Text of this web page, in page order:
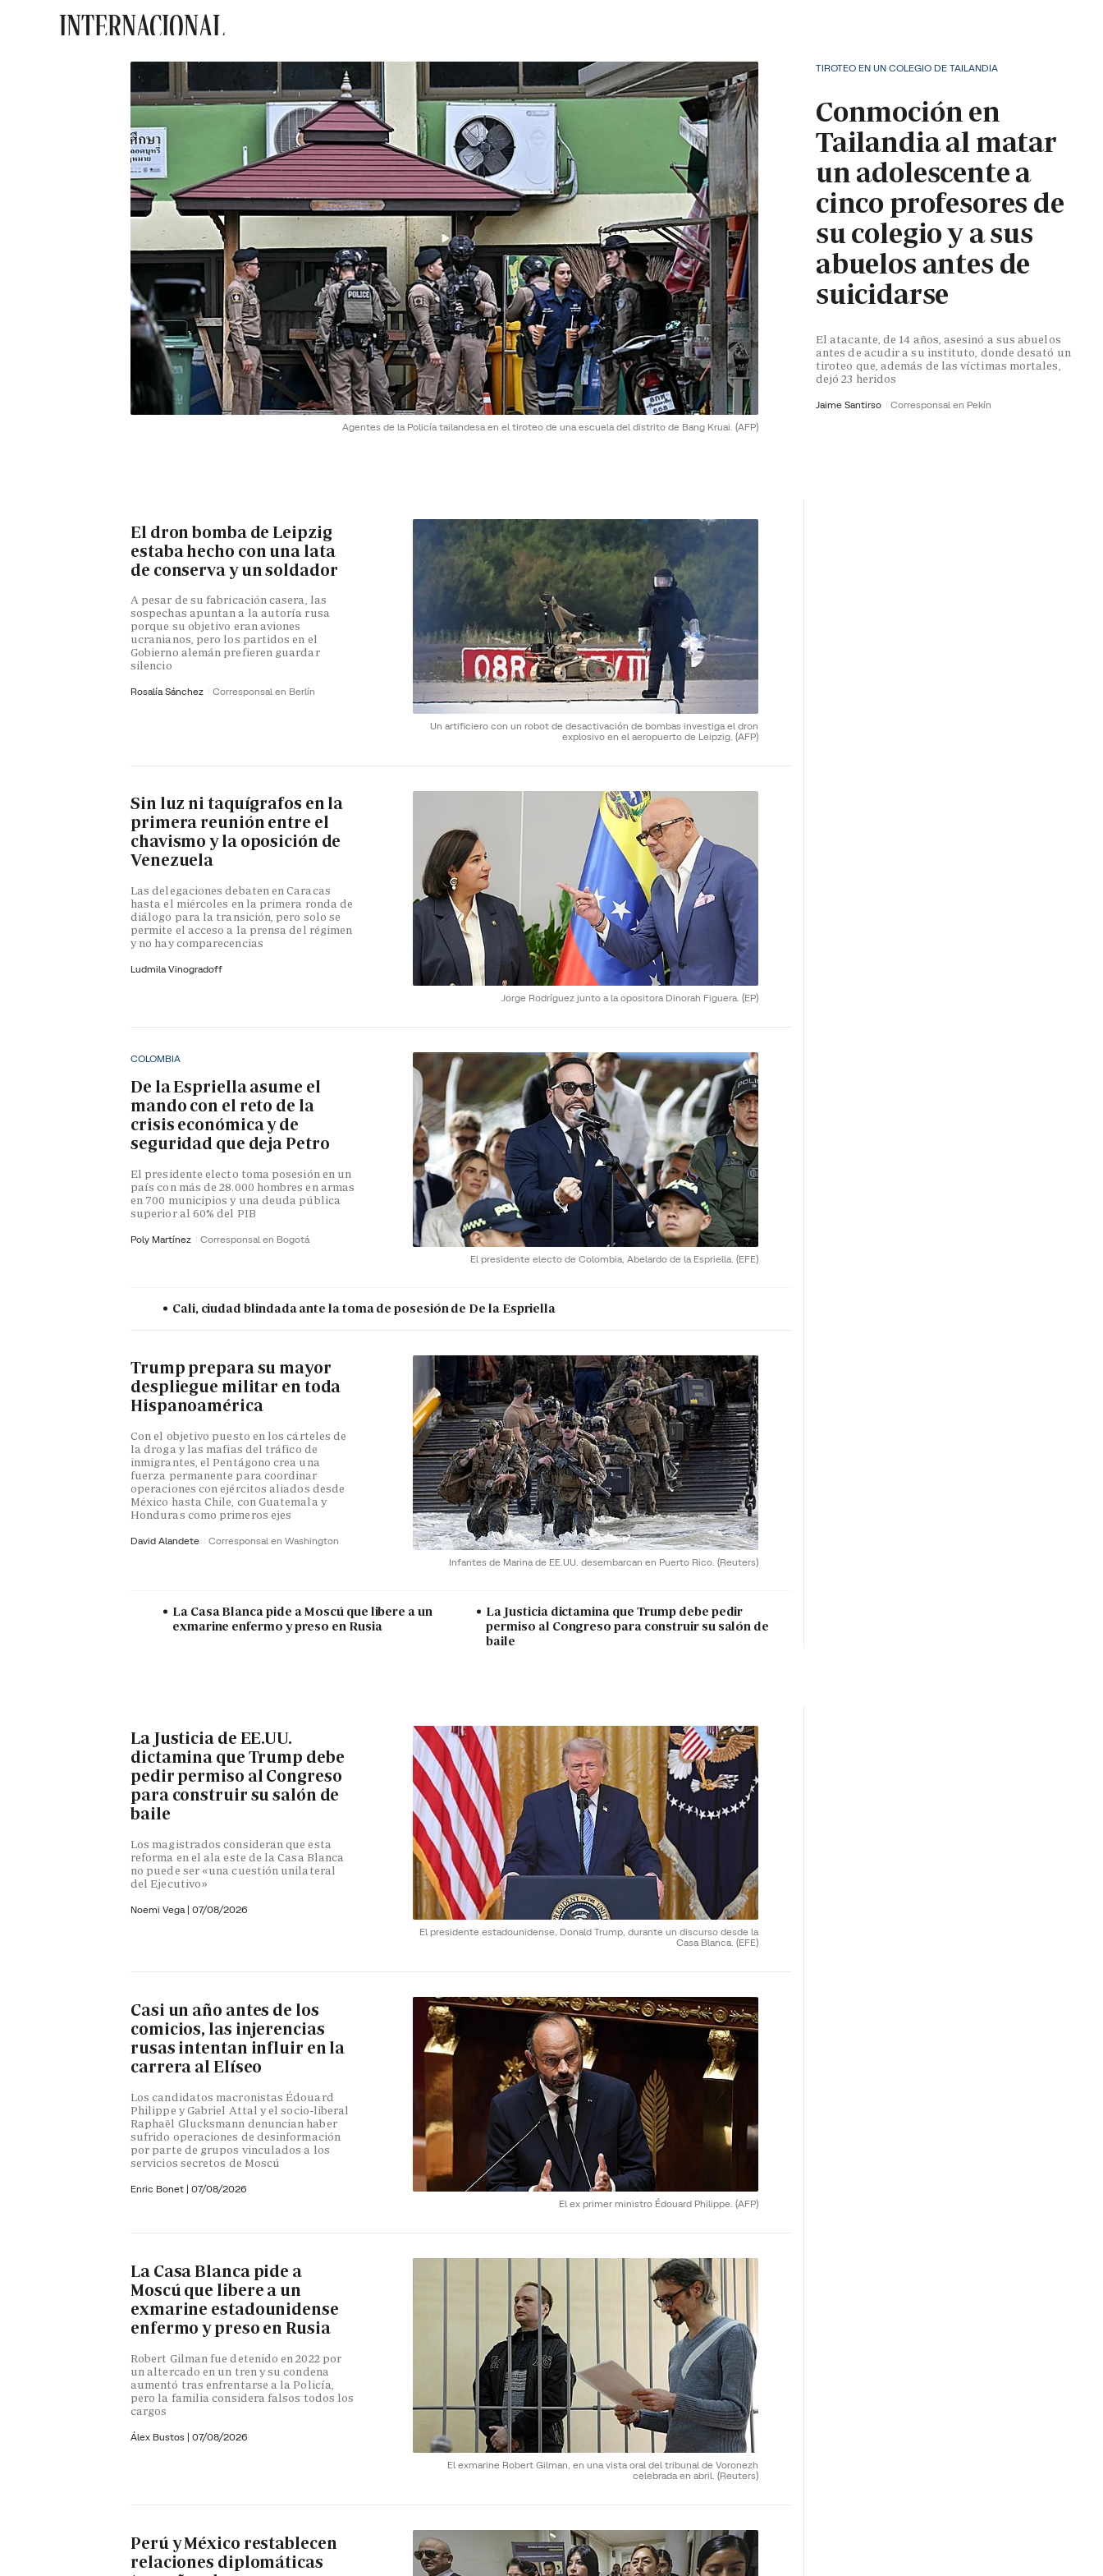
INTERNACIONAL
Agentes de la Policía tailandesa en el tiroteo de una escuela del distrito de Bang Kruai. (AFP)
TIROTEO EN UN COLEGIO DE TAILANDIA
Conmoción en
Tailandia al matar
un adolescente a
cinco profesores de
su colegio y a sus
abuelos antes de
suicidarse
El atacante, de 14 años, asesinó a sus abuelos
antes de acudir a su instituto, donde desató un
tiroteo que, además de las víctimas mortales,
dejó 23 heridos
Jaime Santirso Corresponsal en Pekín
Un artificiero con un robot de desactivación de bombas investiga el dron
explosivo en el aeropuerto de Leipzig. (AFP)
El dron bomba de Leipzig
estaba hecho con una lata
de conserva y un soldador
A pesar de su fabricación casera, las
sospechas apuntan a la autoría rusa
porque su objetivo eran aviones
ucranianos, pero los partidos en el
Gobierno alemán prefieren guardar
silencio
Rosalía Sánchez Corresponsal en Berlín
Jorge Rodríguez junto a la opositora Dinorah Figuera. (EP)
Sin luz ni taquígrafos en la
primera reunión entre el
chavismo y la oposición de
Venezuela
Las delegaciones debaten en Caracas
hasta el miércoles en la primera ronda de
diálogo para la transición, pero solo se
permite el acceso a la prensa del régimen
y no hay comparecencias
Ludmila Vinogradoff
El presidente electo de Colombia, Abelardo de la Espriella. (EFE)
COLOMBIA
De la Espriella asume el
mando con el reto de la
crisis económica y de
seguridad que deja Petro
El presidente electo toma posesión en un
país con más de 28.000 hombres en armas
en 700 municipios y una deuda pública
superior al 60% del PIB
Poly Martínez Corresponsal en Bogotá
Cali, ciudad blindada ante la toma de posesión de De la Espriella
Infantes de Marina de EE.UU. desembarcan en Puerto Rico. (Reuters)
Trump prepara su mayor
despliegue militar en toda
Hispanoamérica
Con el objetivo puesto en los cárteles de
la droga y las mafias del tráfico de
inmigrantes, el Pentágono crea una
fuerza permanente para coordinar
operaciones con ejércitos aliados desde
México hasta Chile, con Guatemala y
Honduras como primeros ejes
David Alandete Corresponsal en Washington
La Casa Blanca pide a Moscú que libere a un
exmarine enfermo y preso en Rusia
La Justicia dictamina que Trump debe pedir
permiso al Congreso para construir su salón de
baile
El presidente estadounidense, Donald Trump, durante un discurso desde la
Casa Blanca. (EFE)
La Justicia de EE.UU.
dictamina que Trump debe
pedir permiso al Congreso
para construir su salón de
baile
Los magistrados consideran que esta
reforma en el ala este de la Casa Blanca
no puede ser «una cuestión unilateral
del Ejecutivo»
Noemi Vega | 07/08/2026
El ex primer ministro Édouard Philippe. (AFP)
Casi un año antes de los
comicios, las injerencias
rusas intentan influir en la
carrera al Elíseo
Los candidatos macronistas Édouard
Philippe y Gabriel Attal y el socio-liberal
Raphaël Glucksmann denuncian haber
sufrido operaciones de desinformación
por parte de grupos vinculados a los
servicios secretos de Moscú
Enric Bonet | 07/08/2026
El exmarine Robert Gilman, en una vista oral del tribunal de Voronezh
celebrada en abril. (Reuters)
La Casa Blanca pide a
Moscú que libere a un
exmarine estadounidense
enfermo y preso en Rusia
Robert Gilman fue detenido en 2022 por
un altercado en un tren y su condena
aumentó tras enfrentarse a la Policía,
pero la familia considera falsos todos los
cargos
Álex Bustos | 07/08/2026
Perú y México restablecen
relaciones diplomáticas